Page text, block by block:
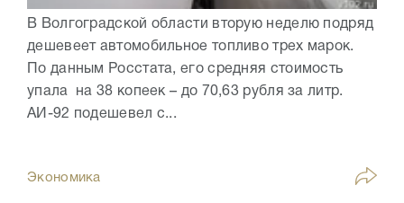
В Волгоградской области вторую неделю подряд
дешевеет автомобильное топливо трех марок.
По данным Росстата, его средняя стоимость
упала на 38 копеек – до 70,63 рубля за литр.
АИ-92 подешевел с...
Экономика